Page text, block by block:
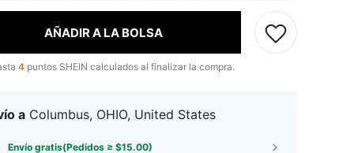
AÑADIR A LA BOLSA
4 puntos SHEIN calculados al finalizar la compra.
a Columbus, OHIO, United States
Envío gratis(Pedidos ≥ $15.00)